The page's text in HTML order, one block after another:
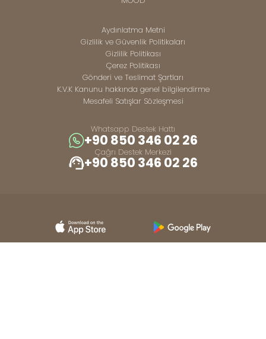
Aydınlatma Metni
Gizlilik ve Güvenlik Politikaları
Gizlilik Politikası
Çerez Politikası
Gönderi ve Teslimat Şartları
K.V.K Kanunu hakkında genel bilgilendirme
Mesafeli Satışlar Sözleşmesi
Whatsapp Destek Hattı
+90 850 346 02 26
Çağrı Destek Merkezi
+90 850 346 02 26